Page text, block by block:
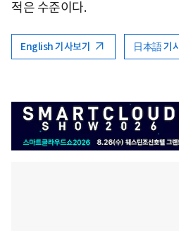
적은 수준이다.
English 기사보기 日本語 기